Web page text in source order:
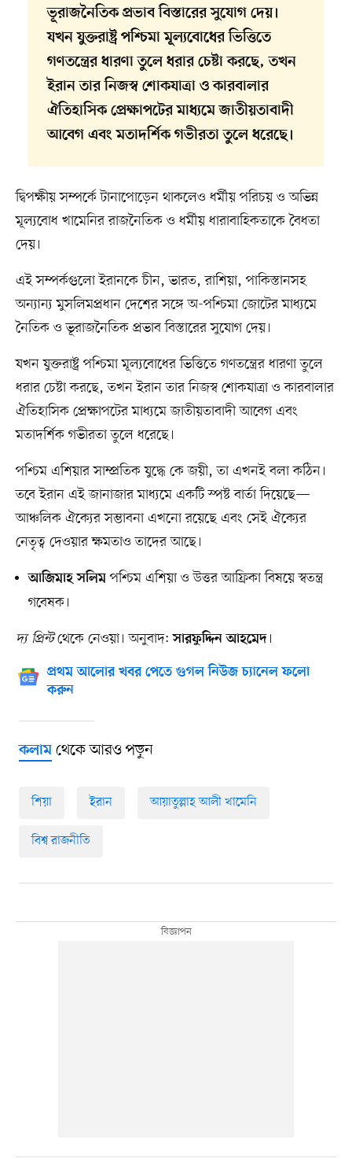
ভূরাজনৈতিক প্রভাব বিস্তারের সুযোগ দেয়।
যখন যুক্তরাষ্ট্র পশ্চিমা মূল্যবোধের ভিত্তিতে
গণতন্ত্রের ধারণা তুলে ধরার চেষ্টা করছে, তখন
ইরান তার নিজস্ব শোকযাত্রা ও কারবালার
ঐতিহাসিক প্রেক্ষাপটের মাধ্যমে জাতীয়তাবাদী
আবেগ এবং মতাদর্শিক গভীরতা তুলে ধরেছে।
দ্বিপক্ষীয় সম্পর্কে টানাপোড়েন থাকলেও ধর্মীয় পরিচয় ও অভিন্ন
মূল্যবোধ খামেনির রাজনৈতিক ও ধর্মীয় ধারাবাহিকতাকে বৈধতা
দেয়।
এই সম্পর্কগুলো ইরানকে চীন, ভারত, রাশিয়া, পাকিস্তানসহ
অন্যান্য মুসলিমপ্রধান দেশের সঙ্গে অ-পশ্চিমা জোটের মাধ্যমে
নৈতিক ও ভূরাজনৈতিক প্রভাব বিস্তারের সুযোগ দেয়।
যখন যুক্তরাষ্ট্র পশ্চিমা মূল্যবোধের ভিত্তিতে গণতন্ত্রের ধারণা তুলে
ধরার চেষ্টা করছে, তখন ইরান তার নিজস্ব শোকযাত্রা ও কারবালার
ঐতিহাসিক প্রেক্ষাপটের মাধ্যমে জাতীয়তাবাদী আবেগ এবং
মতাদর্শিক গভীরতা তুলে ধরেছে।
পশ্চিম এশিয়ার সাম্প্রতিক যুদ্ধে কে জয়ী, তা এখনই বলা কঠিন।
তবে ইরান এই জানাজার মাধ্যমে একটি স্পষ্ট বার্তা দিয়েছে—
আঞ্চলিক ঐক্যের সম্ভাবনা এখনো রয়েছে এবং সেই ঐক্যের
নেতৃত্ব দেওয়ার ক্ষমতাও তাদের আছে।
আজিমাহ সলিমপশ্চিম এশিয়া ও উত্তর আফ্রিকা বিষয়ে স্বতন্ত্র
গবেষক।
দ্য প্রিন্টথেকে নেওয়া। অনুবাদ:সারফুদ্দিন আহমেদ।
প্রথম আলোর খবর পেতে গুগল নিউজ চ্যানেল ফলো
করুন
কলামথেকে আরও পড়ুন
শিয়া ইরান আয়াতুল্লাহ আলী খামেনি
বিশ্ব রাজনীতি